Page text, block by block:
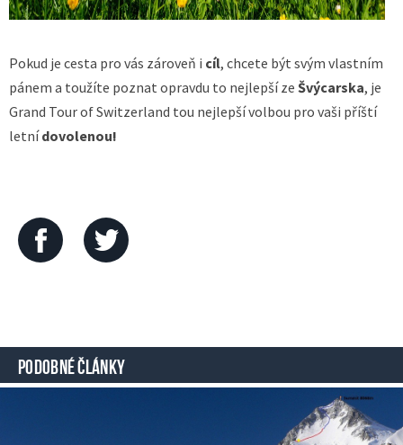
Pokud je cesta pro vás zároveň i cíl, chcete být svým vlastním
pánem a toužíte poznat opravdu to nejlepší ze Švýcarska, je
Grand Tour of Switzerland tou nejlepší volbou pro vaši příští
letnídovolenou!
PODOBNÉ ČLÁNKY